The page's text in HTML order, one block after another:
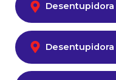
Desentupidora